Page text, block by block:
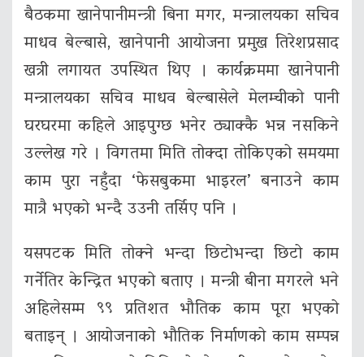
बैठकमा खानेपानीमन्त्री बिना मगर, मन्त्रालयका सचिव
माधव बेल्बासे, खानेपानी आयोजना प्रमुख तिरेशप्रसाद
खत्री लगायत उपस्थित थिए । कार्यक्रममा खानेपानी
मन्त्रालयका सचिव माधव बेल्बासेले मेलम्चीको पानी
घरघरमा कहिले आइपुग्छ भनेर ठ्याक्कै भन्न नसकिने
उल्लेख गरे । विगतमा मिति तोक्दा तोकिएको समयमा
काम पुरा नहुँदा ‘फेसबुकमा भाइरल’ बनाउने काम
मात्रै भएको भन्दै उउनी तर्सिए पनि ।
यसपटक मिति तोक्ने भन्दा छिटोभन्दा छिटो काम
गर्नेतिर केन्द्रित भएको बताए । मन्त्री बीना मगरले भने
अहिलेसम्म ९९ प्रतिशत भौतिक काम पूरा भएको
बताइन् । आयोजनाको भौतिक निर्माणको काम सम्पन्न